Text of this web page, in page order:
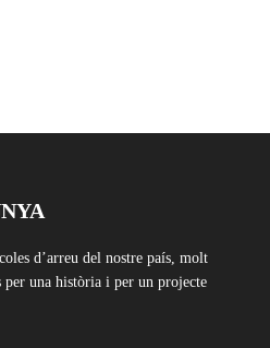
d’arreu del nostre país, molt
per una història i per un projecte